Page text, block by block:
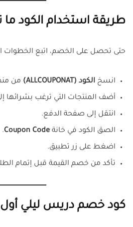
طريقة استخدام الكود
حتى تحصل على الخصم، اتبع الخطوات
انسخ الكود (ALLCOUPONAT) من
أضف المنتجات التي ترغب بشرائها
انتقل إلى صفحة الدفع.
الصق الكود في خانة Coupon Code
.
اضغط على زر تطبيق.
تأكد من خصم القيمة قبل إتمام
كود خصم دريس ليلي